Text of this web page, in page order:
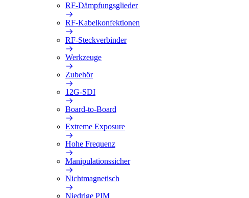
RF-Dämpfungsglieder
RF-Kabelkonfektionen
RF-Steckverbinder
Werkzeuge
Zubehör
12G-SDI
Board-to-Board
Extreme Exposure
Hohe Frequenz
Manipulationssicher
Nichtmagnetisch
Niedrige PIM